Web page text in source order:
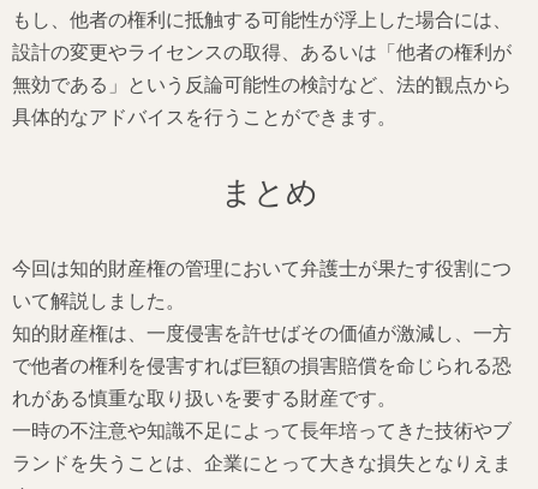
もし、他者の権利に抵触する可能性が浮上した場合には、
設計の変更やライセンスの取得、あるいは「他者の権利が
無効である」という反論可能性の検討など、法的観点から
具体的なアドバイスを行うことができます。
まとめ
今回は知的財産権の管理において弁護士が果たす役割につ
いて解説しました。
知的財産権は、一度侵害を許せばその価値が激減し、一方
で他者の権利を侵害すれば巨額の損害賠償を命じられる恐
れがある慎重な取り扱いを要する財産です。
一時の不注意や知識不足によって長年培ってきた技術やブ
ランドを失うことは、企業にとって大きな損失となりえま